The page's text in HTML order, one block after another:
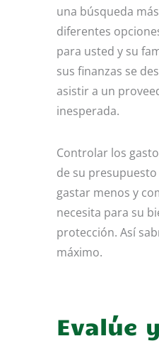
una búsqueda
diferentes
para usted y su
sus finanzas se
asistir a un
inesperada.
Controlar los
de su
gastar menos y
necesita para su
protección. Así
máximo.
Evalúe